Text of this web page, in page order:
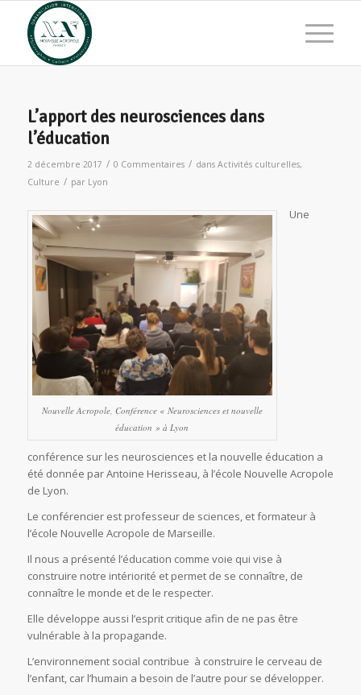
L’apport des neurosciences dans
l’éducation
2 décembre 2017 / 0 Commentaires / dans Activités culturelles,
Culture / par Lyon
Nouvelle Acropole, Conférence « Neurosciences et nouvelle
éducation » à Lyon
Une
conférence sur les neurosciences et la nouvelle éducation a
été donnée par Antoine Herisseau, à l’école Nouvelle Acropole
de Lyon.
Le conférencier est professeur de sciences, et formateur à
l’école Nouvelle Acropole de Marseille.
Il nous a présenté l’éducation comme voie qui vise à
construire notre intériorité et permet de se connaître, de
connaître le monde et de le respecter.
Elle développe aussi l’esprit critique afin de ne pas être
vulnérable à la propagande.
L’environnement social contribue à construire le cerveau de
l’enfant, car l’humain a besoin de l’autre pour se développer.